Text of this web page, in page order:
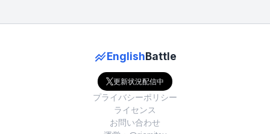
EnglishBattle
更新状況配信中
プライバシーポリシー
ライセンス
お問い合わせ